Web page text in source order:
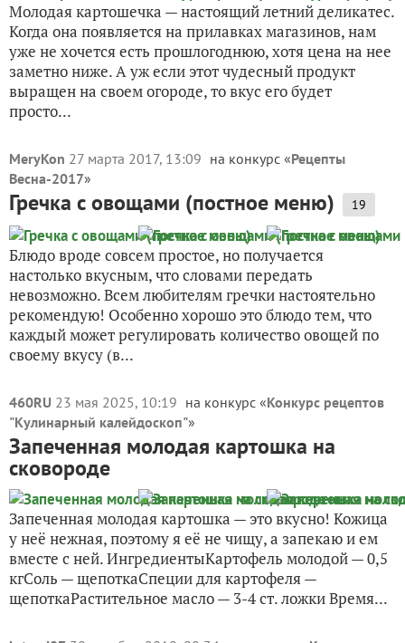
Молодая картошечка — настоящий летний деликатес.
Когда она появляется на прилавках магазинов, нам
уже не хочется есть прошлогоднюю, хотя цена на нее
заметно ниже. А уж если этот чудесный продукт
выращен на своем огороде, то вкус его будет
просто...
MeryKon 27 марта 2017, 13:09 на конкурс «Рецепты
Весна-2017»
Гречка с овощами (постное меню) 19
Блюдо вроде совсем простое, но получается
настолько вкусным, что словами передать
невозможно. Всем любителям гречки настоятельно
рекомендую! Особенно хорошо это блюдо тем, что
каждый может регулировать количество овощей по
своему вкусу (в...
460RU 23 мая 2025, 10:19 на конкурс «Конкурс рецептов
"Кулинарный калейдоскоп"»
Запеченная молодая картошка на
сковороде
Запеченная молодая картошка — это вкусно! Кожица
у неё нежная, поэтому я её не чищу, а запекаю и ем
вместе с ней. ИнгредиентыКартофель молодой — 0,5
кгСоль — щепоткаСпеции для картофеля —
щепоткаРастительное масло — 3-4 ст. ложки Время...